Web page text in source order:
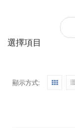
選擇項目
顯示方式: